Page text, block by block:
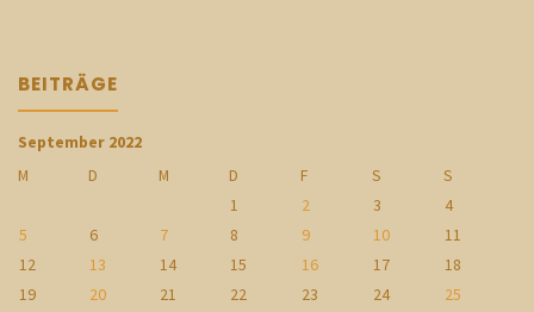
BEITRÄGE
September 2022
M
D M D F S
S
1
2 3
4
5
6 7 8 9 10
11
12
13 14 15 16 17
18
19
20 21 22 23 24
25